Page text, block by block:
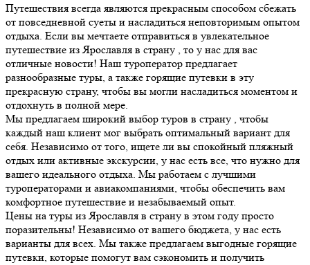
Путешествия всегда являются прекрасным способом сбежать
от повседневной суеты и насладиться неповторимым опытом
отдыха. Если вы мечтаете отправиться в увлекательное
путешествие из Ярославля в страну , то у нас для вас
отличные новости! Наш туроператор предлагает
разнообразные туры, а также горящие путевки в эту
прекрасную страну, чтобы вы могли насладиться моментом и
отдохнуть в полной мере.
Мы предлагаем широкий выбор туров в страну , чтобы
каждый наш клиент мог выбрать оптимальный вариант для
себя. Независимо от того, ищете ли вы спокойный пляжный
отдых или активные экскурсии, у нас есть все, что нужно для
вашего идеального отдыха. Мы работаем с лучшими
туроператорами и авиакомпаниями, чтобы обеспечить вам
комфортное путешествие и незабываемый опыт.
Цены на туры из Ярославля в страну в этом году просто
поразительны! Независимо от вашего бюджета, у нас есть
варианты для всех. Мы также предлагаем выгодные горящие
путевки, которые помогут вам сэкономить и получить